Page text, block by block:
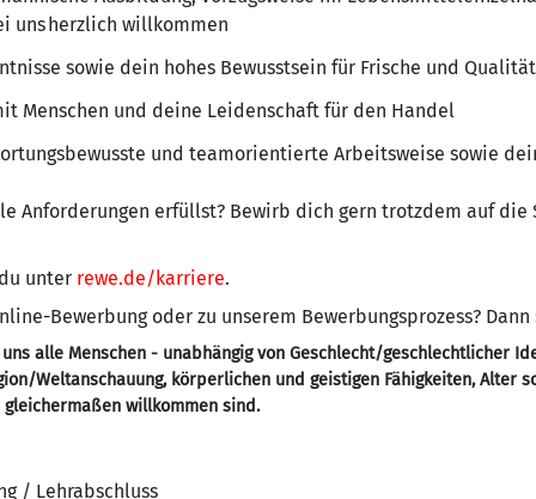
uns herzlich willkommen
sowie dein hohes Bewusstsein für Frische und Qualität
Menschen und deine Leidenschaft für den Handel
und teamorientierte Arbeitsweise sowie
Anforderungen erfüllst? Bewirb dich gern trotzdem auf
unter rewe.de/karriere.
Bewerbung oder zu unserem Bewerbungsprozess?
alle Menschen - unabhängig von Geschlecht/geschlechtlicher
Weltanschauung, körperlichen und geistigen Fähigkeiten, Alter
willkommen sind.
/ Lehrabschluss